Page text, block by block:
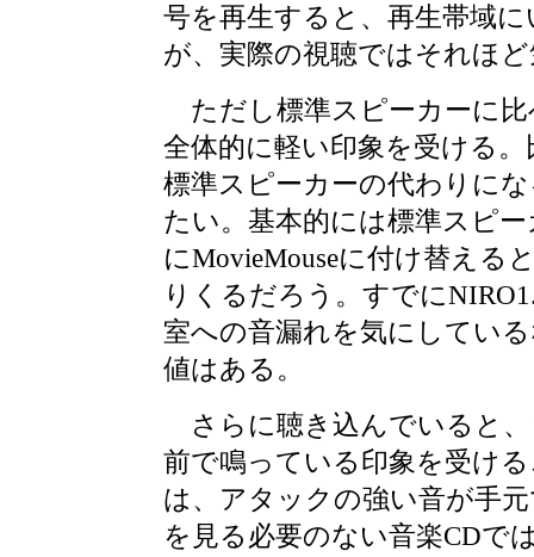
号を再生すると、再生帯域
が、実際の視聴ではそれほ
ただし標準スピーカーに
全体的に軽い印象を受ける
標準スピーカーの代わりに
たい。基本的には標準スピ
にMovieMouseに付け替える
りくるだろう。すでに
室への音漏れを気にしてい
値はある。
さらに聴き込んでいると
前で鳴っている印象を受け
は、アタックの強い音が手
を見る必要のない音楽CDで